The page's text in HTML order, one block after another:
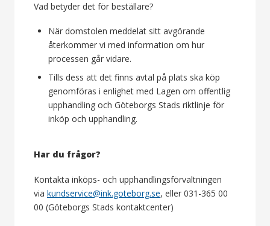
Vad betyder det för beställare?
När domstolen meddelat sitt avgörande
återkommer vi med information om hur
processen går vidare.
Tills dess att det finns avtal på plats ska köp
genomföras i enlighet med Lagen om offentlig
upphandling och Göteborgs Stads riktlinje för
inköp och upphandling.
Har du frågor?
Kontakta inköps- och upphandlingsförvaltningen
via kundservice@ink.goteborg.se, eller 031-365 00
00 (Göteborgs Stads kontaktcenter)